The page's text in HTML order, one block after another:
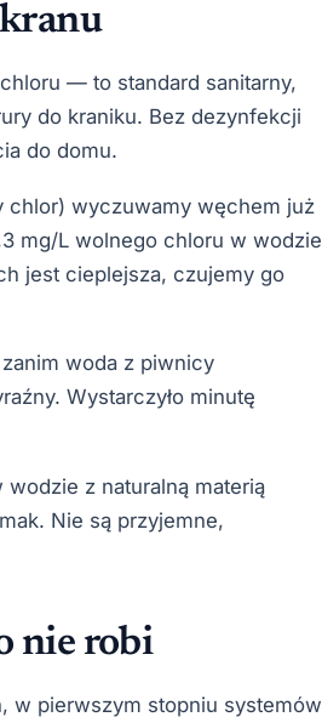
— to standard sanitarny,
do kraniku. Bez dezynfekcji
do domu.
wyczuwamy węchem już
mg/L wolnego chloru w wodzie
jest cieplejsza, czujemy go
woda z piwnicy
Wystarczyło minutę
z naturalną materią
Nie są przyjemne,
nie robi
w pierwszym stopniu systemów